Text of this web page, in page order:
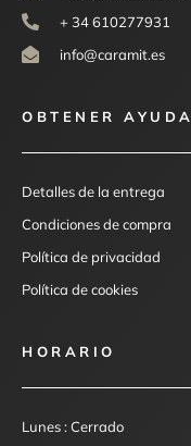
+ 34 610277931
info@caramit.es
OBTENER AYUDA
Detalles de la entrega
Condiciones de compra
Política de privacidad
Política de cookies
HORARIO
Lunes : Cerrado